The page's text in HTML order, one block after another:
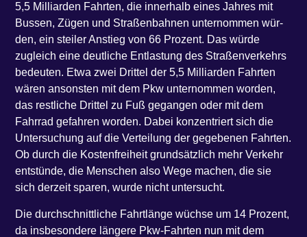
5,5 Mil­li­ar­den Fahr­ten, die inner­halb eines Jah­res mit
Bus­sen, Zügen und Stra­ßen­bah­nen unter­nom­men wür­
den, ein stei­ler Anstieg von 66 Pro­zent. Das wür­de
zugleich eine deut­li­che Ent­las­tung des Stra­ßen­ver­kehrs
bedeu­ten. Etwa zwei Drit­tel der 5,5 Mil­li­ar­den Fahr­ten
wären ansons­ten mit dem Pkw unter­nom­men wor­den,
das rest­li­che Drit­tel zu Fuß gegan­gen oder mit dem
Fahr­rad gefah­ren wor­den. Dabei kon­zen­triert sich die
Unter­su­chung auf die Ver­tei­lung der gege­be­nen Fahr­ten.
Ob durch die Kos­ten­frei­heit grund­sätz­lich mehr Ver­kehr
ent­stün­de, die Men­schen also Wege machen, die sie
sich der­zeit spa­ren, wur­de nicht untersucht.
Die durch­schnitt­li­che Fahrt­län­ge wüch­se um 14 Pro­zent,
da ins­be­son­de­re län­ge­re Pkw-Fahr­ten nun mit dem